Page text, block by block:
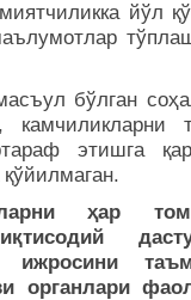
йўл
бўлган
этишга
ҳар
органлари